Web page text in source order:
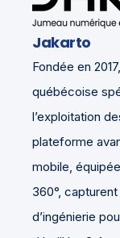
Jakarto
Fondée en
québécoise
l’exploitation
plateforme
mobile,
360°,
d’ingénierie